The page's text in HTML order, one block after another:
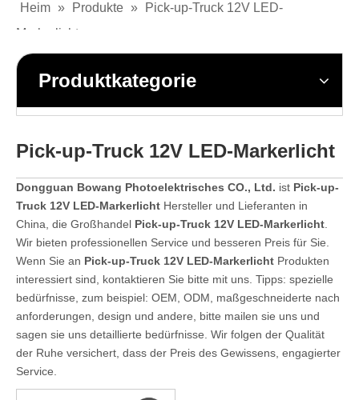
Heim » Produkte »
Pick-up-Truck 12V LED-
Markerlicht
Produktkategorie
Pick-up-Truck 12V LED-Markerlicht
Dongguan Bowang Photoelektrisches CO., Ltd. ist Pick-up-
Truck 12V LED-Markerlicht Hersteller und Lieferanten in
China, die Großhandel Pick-up-Truck 12V LED-Markerlicht
Wir bieten professionellen Service und besseren Preis für Sie.
Wenn Sie an Pick-up-Truck 12V LED-Markerlicht Produkten
interessiert sind, kontaktieren Sie bitte mit uns. Tipps: spezielle
bedürfnisse, zum beispiel: OEM, ODM, maßgeschneiderte nach
anforderungen, design und andere, bitte mailen sie uns und
sagen sie uns detaillierte bedürfnisse. Wir folgen der Qualität
der Ruhe versichert, dass der Preis des Gewissens, engagierter
Service.